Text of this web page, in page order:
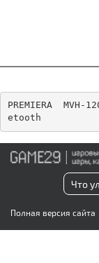
PREMIERA  MVH-
etooth
Что
Полная версия сайта